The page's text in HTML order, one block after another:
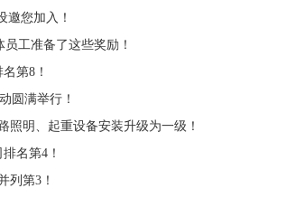
邀您加入！
工准备了这些奖励！
第8！
圆满举行！
照明、起重设备安装升级为一级！
名第4！
列第3！